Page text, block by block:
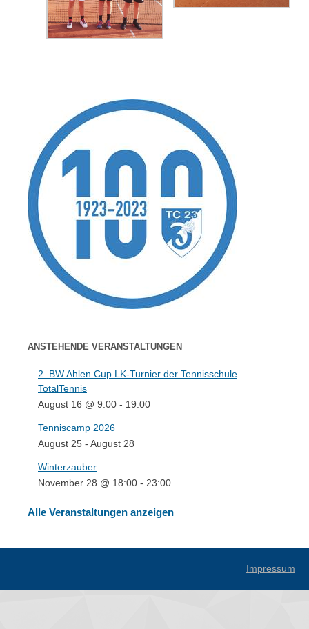
ANSTEHENDE VERANSTALTUNGEN
2. BW Ahlen Cup LK-Turnier der Tennisschule
TotalTennis
August 16 @ 9:00 - 19:00
Tenniscamp 2026
August 25 - August 28
Winterzauber
November 28 @ 18:00 - 23:00
Alle Veranstaltungen anzeigen
Impressum